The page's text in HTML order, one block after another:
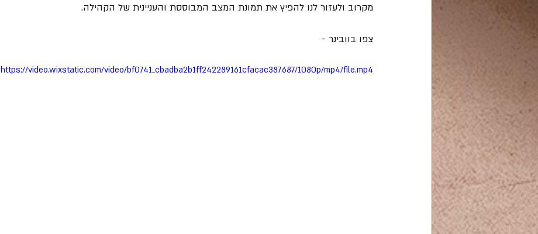
מקרוב ולעזור לנו להפיץ את תמונת המצב המבוססת והעניינית של הקהילה.
צפו בוובינר -
https://video.wixstatic.com/video/bf0741_cbadba2b1ff242289161cfacac387687/1080p/mp4/file.mp4